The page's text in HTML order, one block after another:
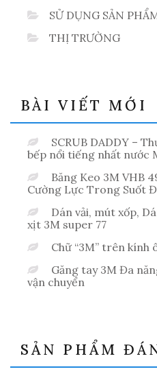
SỬ DỤNG SẢN
THỊ TRƯỜNG
BÀI VIẾT MỚI
SCRUB DADDY –
bếp nổi tiếng nhất nước
Băng Keo 3M VHB
Cường Lực Trong Suốt
Dán vải, mút xốp,
xịt 3M super 77
Chữ “3M” trên kính
Găng tay 3M Đa
vận chuyển
SẢN PHẨM